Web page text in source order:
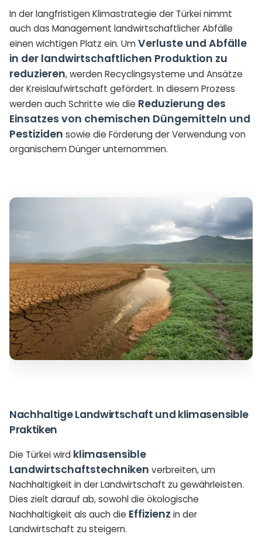
In der langfristigen Klimastrategie der Türkei nimmt
auch das Management landwirtschaftlicher Abfälle
einen wichtigen Platz ein. Um Verluste und Abfälle
in der landwirtschaftlichen Produktion zu
reduzieren, werden Recyclingsysteme und Ansätze
der Kreislaufwirtschaft gefördert. In diesem Prozess
werden auch Schritte wie die Reduzierung des
Einsatzes von chemischen Düngemitteln und
Pestiziden sowie die Förderung der Verwendung von
organischem Dünger unternommen.
Nachhaltige Landwirtschaft und klimasensible
Praktiken
Die Türkei wird klimasensible
Landwirtschaftstechniken verbreiten, um
Nachhaltigkeit in der Landwirtschaft zu gewährleisten.
Dies zielt darauf ab, sowohl die ökologische
Nachhaltigkeit als auch die Effizienz in der
Landwirtschaft zu steigern.